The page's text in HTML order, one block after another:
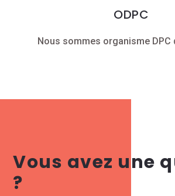
ODPC
Nous sommes organisme DPC
Vous avez une
?